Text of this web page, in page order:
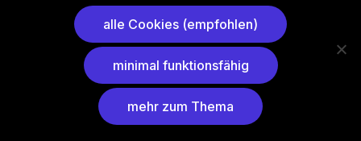
alle Cookies (empfohlen)
minimal funktionsfähig
mehr zum Thema